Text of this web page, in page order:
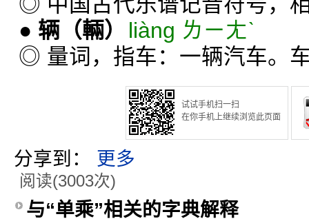
● 辆 （輛）
liàng ㄌㄧㄤˋ
◎ 量词，指车：一辆汽车。
试试手机扫一扫
在你手机上继续浏览此页面
分享到： 更多
阅读(3003次)
与“单乘”相关的字典解释